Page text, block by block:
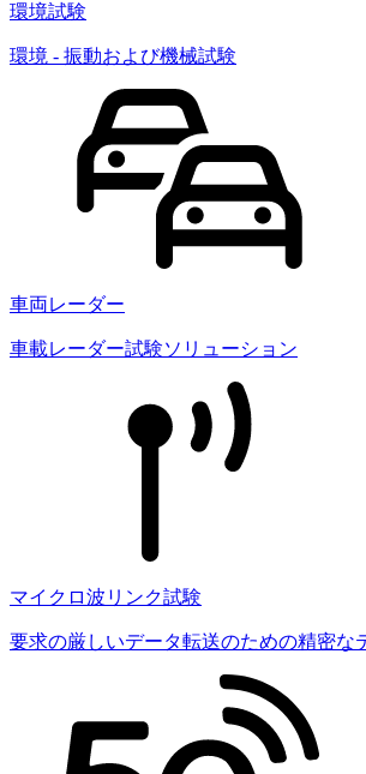
環境試験
環境 - 振動および機械試験
車両レーダー
車載レーダー試験ソリューション
マイクロ波リンク試験
要求の厳しいデータ転送のための精密な